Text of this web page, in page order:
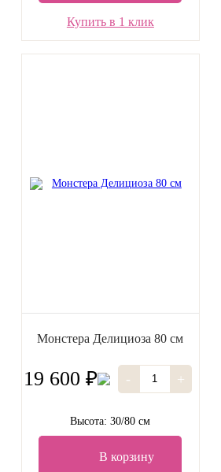
Купить в 1 клик
Монстера Делициоза 80 см
19 600 ₽ - +
Высота: 30/80 см
В корзину